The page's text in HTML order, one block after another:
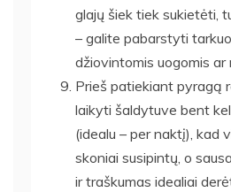
glajų šiek tiek sukietėti,
– galite pabarstyti
džiovintomis uogomis ar
Prieš patiekiant pyragą
laikyti šaldytuve bent
(idealu – per naktį), kad
skoniai susipintų, o
ir traškumas idealiai